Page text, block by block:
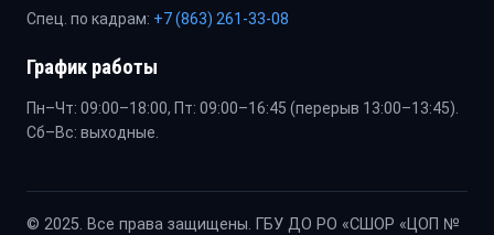
Спец. по кадрам: +7 (863) 261-33-08
График работы
Пн–Чт: 09:00–18:00, Пт: 09:00–16:45 (перерыв 13:00–13:45).
Сб–Вс: выходные.
© 2025. Все права защищены. ГБУ ДО РО «СШОР «ЦОП №